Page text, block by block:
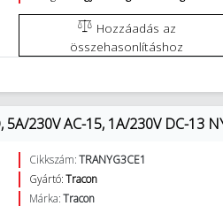
összehasonlításhoz
230V AC-15, 1A/230V DC-13
Cikkszám:TRANYG3CE1
Gyártó:Tracon
Márka:Tracon